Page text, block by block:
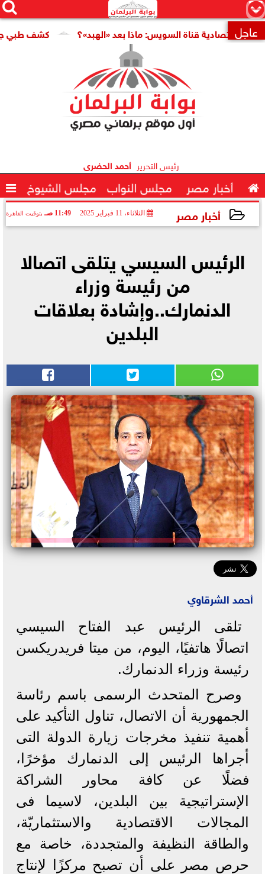
×


 عاجل كشف طبي جديد قناة السويس: ماذا بعد «الهبد»؟
رئيس التحرير أحمد الحضرى
 أخبار مصر مجلس النواب مجلس الشيوخ 
أخبار مصر الثلاثاء، 11 فبراير 2025 11:49 صـ بتوقيت القاهرة
الرئيس السيسي يتلقى اتصالا
من رئيسة وزراء
الدنمارك..وإشادة بعلاقات
البلدين
أحمد الشرقاوي
تلقى الرئيس عبد الفتاح السيسي
اتصالًا هاتفيًا، اليوم، من ميتا فريدريكسن
رئيسة وزراء الدنمارك.
وصرح المتحدث الرسمى باسم رئاسة
الجمهورية أن الاتصال، تناول التأكيد على
أهمية تنفيذ مخرجات زيارة الدولة التى
أجراها الرئيس إلى الدنمارك مؤخرًا،
فضلًا عن كافة محاور الشراكة
الإستراتيجية بين البلدين، لاسيما فى
المجالات الاقتصادية والاستثماريّة،
والطاقة النظيفة والمتجددة، خاصة مع
حرص مصر على أن تصبح مركزًا لإنتاج